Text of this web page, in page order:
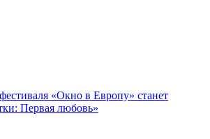
«Окно в Европу» станет
Первая любовь»